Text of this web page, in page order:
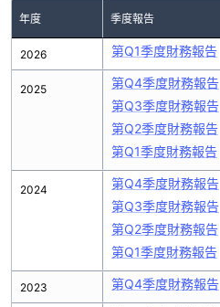
年度 季度報告
2026
2025
2024
2023
第Q1季度財務報告
第Q4季度財務報告
第Q3季度財務報告
第Q2季度財務報告
第Q1季度財務報告
第Q4季度財務報告
第Q3季度財務報告
第Q2季度財務報告
第Q1季度財務報告
第Q4季度財務報告